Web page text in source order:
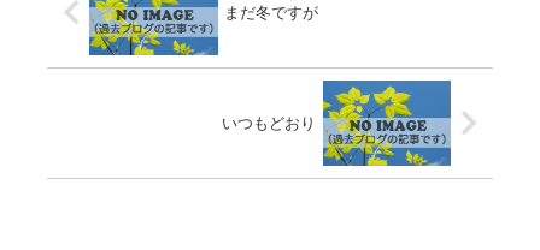
まだ冬ですが
いつもどおり